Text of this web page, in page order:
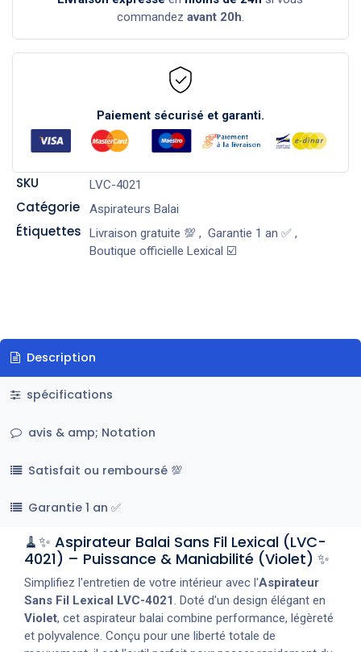
commandez avant 20h.
Paiement sécurisé et garanti.
SKU LVC-4021
Catégorie Aspirateurs Balai
Étiquettes Livraison gratuite 💯 , Garantie 1 an ✅,
Boutique officielle Lexical ☑️
Description
spécifications
avis & amp; Notation
Satisfait ou remboursé 💯
Garantie 1 an ✅
🧹✨ Aspirateur Balai Sans Fil Lexical (LVC-
4021) – Puissance & Maniabilité (Violet) ✨
Simplifiez l'entretien de votre intérieur avec l'Aspirateur
Sans Fil Lexical LVC-4021. Doté d'un design élégant en
Violet, cet aspirateur balai combine performance, légèreté
et polyvalence. Conçu pour une liberté totale de